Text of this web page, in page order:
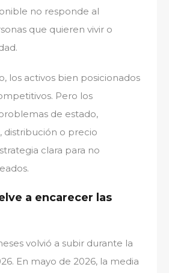
no responde al
que quieren vivir o
los activos bien posicionados
Pero los
de estado,
distribución o precio
clara para no
a encarecer las
volvió a subir durante la
En mayo de 2026, la media